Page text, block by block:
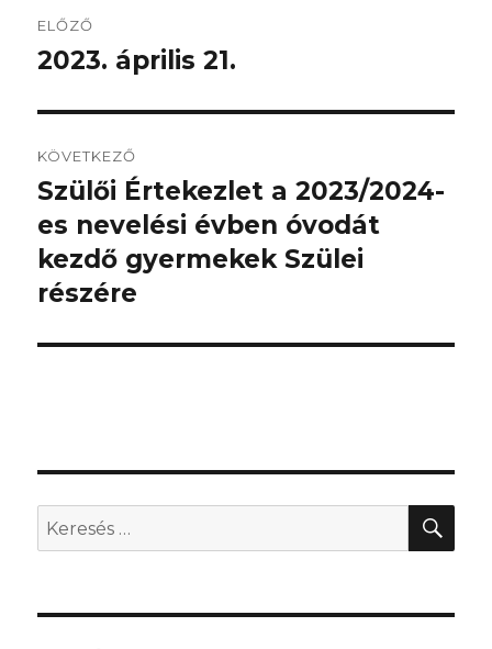
navigáció
ELŐZŐ
Korábbi
2023. április 21.
KÖVETKEZŐ
Következő
bejegyzés:
Szülői Értekezlet a 2023/2024-
es nevelési évben óvodát
kezdő gyermekek Szülei
részére
Keresés
a
kifejezésre: